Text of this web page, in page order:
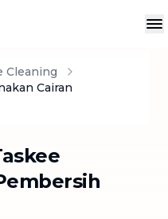
Cleaning
Cairan